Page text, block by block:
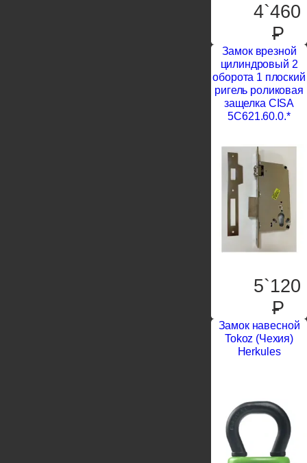
4`460
P
Замок врезной
цилиндровый 2
оборота 1 плоский
ригель роликовая
защелка CISA
5C621.60.0.*
5`120
P
Замок навесной
Tokoz (Чехия)
Herkules